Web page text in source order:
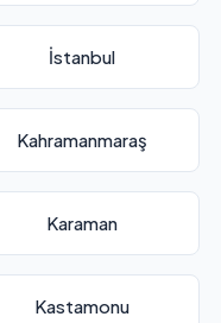
İstanbul
Kahramanmaraş
Karaman
Kastamonu